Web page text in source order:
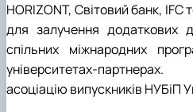
HORIZONT, Світовий банк,
для залучення додаткових
спільних міжнародних
університетах-
асоціацію випускників НУБіП